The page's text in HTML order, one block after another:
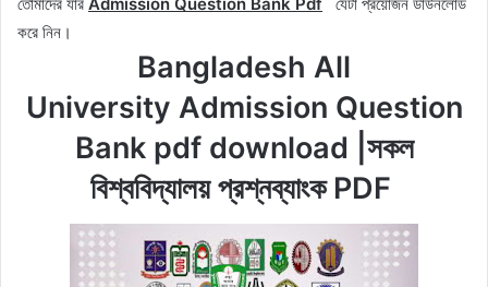
করে নিন।
Bangladesh All
University Admission Question
Bank pdf download | সকল
বিশ্ববিদ্যালয় প্রশ্নব্যাংক PDF